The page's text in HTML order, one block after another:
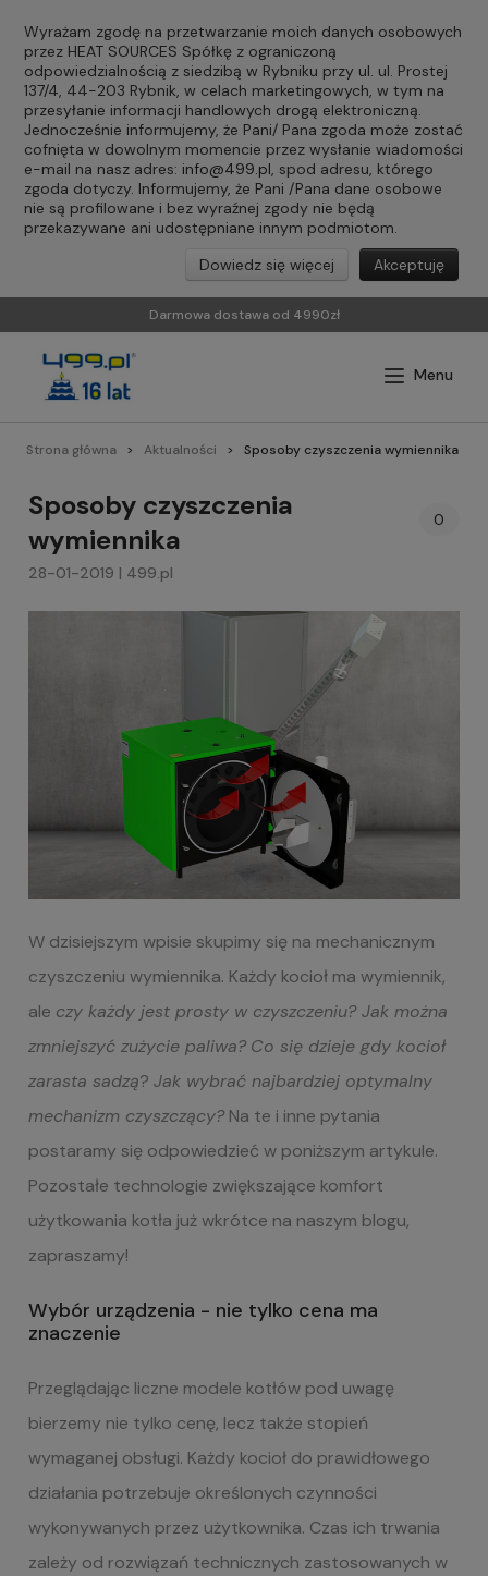
Wyrażam zgodę na przetwarzanie moich danych osobowych
przez HEAT SOURCES Spółkę z ograniczoną
odpowiedzialnością z siedzibą w Rybniku przy ul. ul. Prostej
137/4, 44-203 Rybnik, w celach marketingowych, w tym na
przesyłanie informacji handlowych drogą elektroniczną.
Jednocześnie informujemy, że Pani/ Pana zgoda może zostać
cofnięta w dowolnym momencie przez wysłanie wiadomości
e-mail na nasz adres: info@499.pl, spod adresu, którego
zgoda dotyczy. Informujemy, że Pani /Pana dane osobowe
nie są profilowane i bez wyraźnej zgody nie będą
przekazywane ani udostępniane innym podmiotom.
Akceptuję
Dowiedz się więcej
Darmowa dostawa od 4990zł
Strona główna Aktualności Sposoby czyszczenia wymiennika
Sposoby czyszczenia
wymiennika
0
28-01-2019 | 499.pl
W dzisiejszym wpisie skupimy się na mechanicznym
czyszczeniu wymiennika. Każdy kocioł ma wymiennik,
ale czy każdy jest prosty w czyszczeniu? Jak można
zmniejszyć zużycie paliwa? Co się dzieje gdy kocioł
zarasta sadzą? Jak wybrać najbardziej optymalny
mechanizm czyszczący? Na te i inne pytania
postaramy się odpowiedzieć w poniższym artykule.
Pozostałe technologie zwiększające komfort
użytkowania kotła już wkrótce na naszym blogu,
zapraszamy!
Wybór urządzenia - nie tylko cena ma
znaczenie
Przeglądając liczne modele kotłów pod uwagę
bierzemy nie tylko cenę, lecz także stopień
wymaganej obsługi. Każdy kocioł do prawidłowego
działania potrzebuje określonych czynności
wykonywanych przez użytkownika. Czas ich trwania
zależy od rozwiązań technicznych zastosowanych w